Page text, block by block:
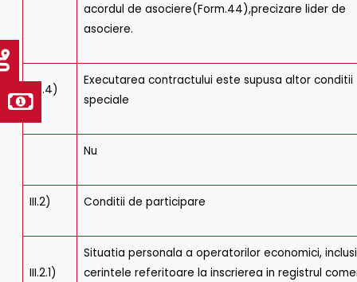
acordul de asociere(Form.44),precizare lider de
asociere.
III.1.4)
Executarea contractului este supusa altor conditii
speciale
Nu
III.2) Conditii de participare
III.2.1)
Situatia personala a operatorilor economici,
cerintele referitoare la inscrierea in registrul